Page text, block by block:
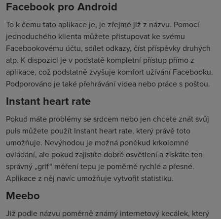
Facebook pro Android
To k čemu tato aplikace je, je zřejmé již z názvu. Pomocí
jednoduchého klienta můžete přistupovat ke svému
Facebookovému účtu, sdílet odkazy, číst příspěvky druhých
atp. K dispozici je v podstatě kompletní přístup přímo z
aplikace, což podstatně zvyšuje komfort užívání Facebooku.
Podporováno je také přehrávání videa nebo práce s poštou.
Instant heart rate
Pokud máte problémy se srdcem nebo jen chcete znát svůj
puls můžete použít Instant heart rate, který právě toto
umožňuje. Nevýhodou je možná poněkud krkolomné
ovládání, ale pokud zajistíte dobré osvětlení a získáte ten
správný „grif“ měření tepu je poměrně rychlé a přesné.
Aplikace z něj navíc umožňuje vytvořit statistiku.
Meebo
Již podle názvu poměrně známý internetový kecálek, který